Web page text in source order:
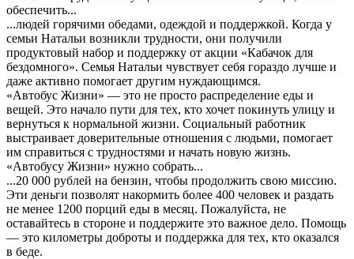
обеспечить...
...людей горячими обедами, одеждой и поддержкой. Когда у
семьи Натальи возникли трудности, они получили
продуктовый набор и поддержку от акции «Кабачок для
бездомного». Семья Натальи чувствует себя гораздо лучше и
даже активно помогает другим нуждающимся.
«Автобус Жизни» — это не просто распределение еды и
вещей. Это начало пути для тех, кто хочет покинуть улицу и
вернуться к нормальной жизни. Социальный работник
выстраивает доверительные отношения с людьми, помогает
им справиться с трудностями и начать новую жизнь.
«Автобусу Жизни» нужно собрать...
...20 000 рублей на бензин, чтобы продолжить свою миссию.
Эти деньги позволят накормить более 400 человек и раздать
не менее 1200 порций еды в месяц. Пожалуйста, не
оставайтесь в стороне и поддержите это важное дело. Помощь
— это километры доброты и поддержка для тех, кто оказался
в беде.